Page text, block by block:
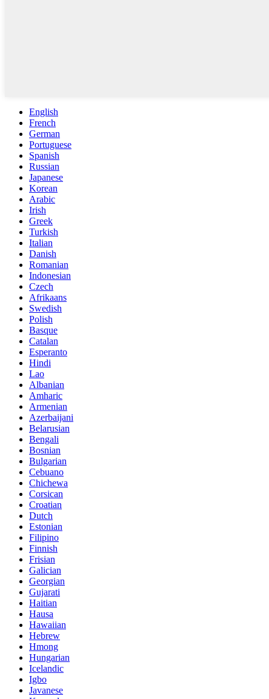
English
French
German
Portuguese
Spanish
Russian
Japanese
Korean
Arabic
Irish
Greek
Turkish
Italian
Danish
Romanian
Indonesian
Czech
Afrikaans
Swedish
Polish
Basque
Catalan
Esperanto
Hindi
Lao
Albanian
Amharic
Armenian
Azerbaijani
Belarusian
Bengali
Bosnian
Bulgarian
Cebuano
Chichewa
Corsican
Croatian
Dutch
Estonian
Filipino
Finnish
Frisian
Galician
Georgian
Gujarati
Haitian
Hausa
Hawaiian
Hebrew
Hmong
Hungarian
Icelandic
Igbo
Javanese